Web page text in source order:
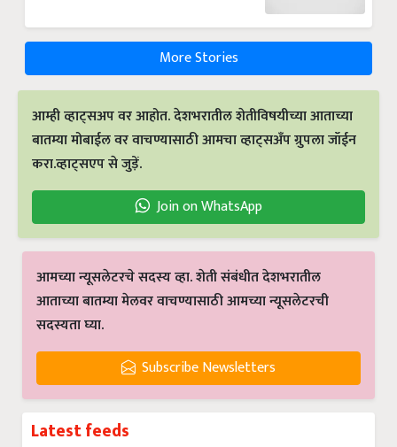
More Stories
आम्ही व्हाट्सअप वर आहोत. देशभरातील शेतीविषयीच्या आताच्या
बातम्या मोबाईल वर वाचण्यासाठी आमचा व्हाट्सअँप ग्रुपला जॉईन
करा.व्हाट्सएप से जुड़ें.
Join on WhatsApp
आमच्या न्यूसलेटरचे सदस्य व्हा. शेती संबंधीत देशभरातील
आताच्या बातम्या मेलवर वाचण्यासाठी आमच्या न्यूसलेटरची
सदस्यता घ्या.
Subscribe Newsletters
Latest feeds